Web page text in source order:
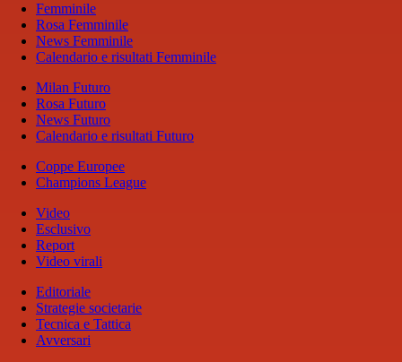
Femminile
Rosa Femminile
News Femminile
Calendario e risultati Femminile
Milan Futuro
Rosa Futuro
News Futuro
Calendario e risultati Futuro
Coppe Europee
Champions League
Video
Esclusivo
Report
Video virali
Editoriale
Strategie societarie
Tecnica e Tattica
Avversari